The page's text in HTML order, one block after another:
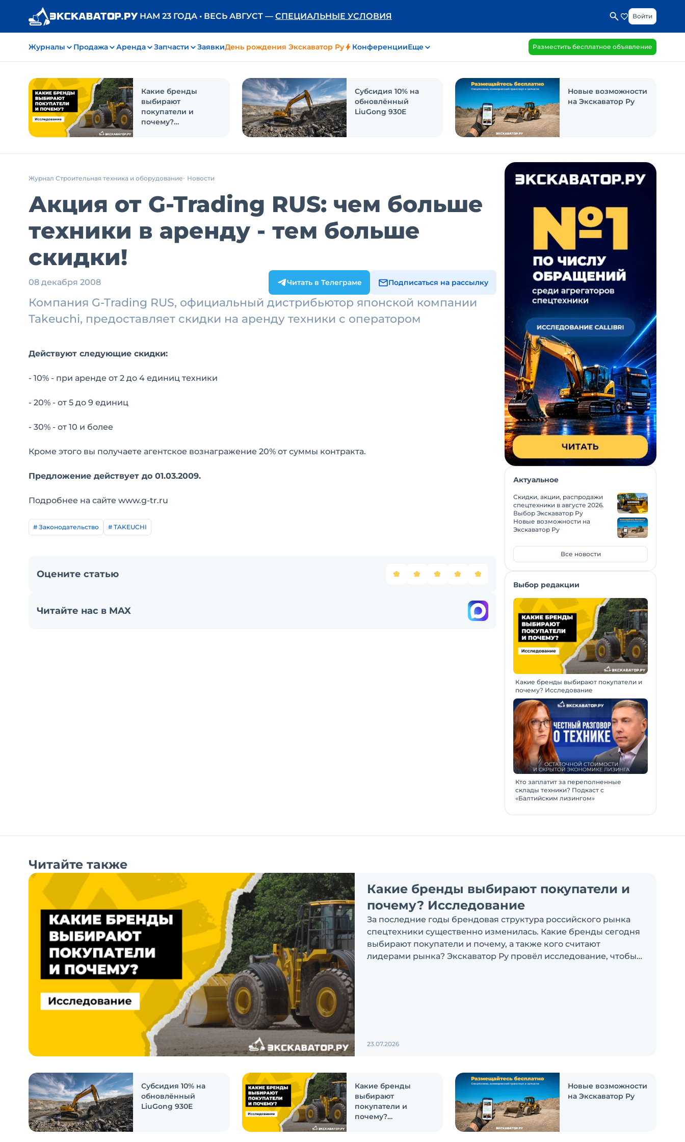
НАМ 23 ГОДА • ВЕСЬ АВГУСТ — СПЕЦИАЛЬНЫЕ УСЛОВИЯ Войти
Журналы Продажа Аренда Запчасти ЗаявкиДень рождения Экскаватор Ру КонференцииЕще Разместить бесплатное объявление
Какие бренды
выбирают
покупатели и
почему?
Субсидия 10% на
обновлённый
LiuGong 930E
Новые возможности
на Экскаватор Ру
Журнал Строительная техника и оборудование Новости
Акция от G-Trading RUS: чем больше
техники в аренду - тем больше
скидки!
08 декабря 2008 Читать в Телеграме Подписаться на рассылку
Компания G-Trading RUS, официальный дистрибьютор японской компании
Takeuchi, предоставляет скидки на аренду техники с оператором
Действуют следующие скидки:
- 10% - при аренде от 2 до 4 единиц техники
- 20% - от 5 до 9 единиц
- 30% - от 10 и более
Кроме этого вы получаете агентское вознагражение 20% от суммы контракта.
Предложение действует до 01.03.2009.
Подробнее на сайте www.g-tr.ru
# Законодательство # TAKEUCHI
Оцените статью
Читайте нас в MAX
Актуальное
Скидки, акции, распродажи
спецтехники в августе 2026.
Выбор Экскаватор Ру
Новые возможности на
Экскаватор Ру
Все новости
Выбор редакции
Какие бренды выбирают покупатели и
почему? Исследование
Кто заплатит за переполненные
склады техники? Подкаст с
«Балтийским лизингом»
Читайте также
Какие бренды выбирают покупатели и
почему? Исследование
За последние годы брендовая структура российского рынка
спецтехники существенно изменилась. Какие бренды сегодня
выбирают покупатели и почему, а также кого считают
лидерами рынка? Экскаватор Ру провёл исследование, чтобы
23.07.2026
Субсидия 10% на
обновлённый
LiuGong 930E
Какие бренды
выбирают
покупатели и
почему?
Новые возможности
на Экскаватор Ру